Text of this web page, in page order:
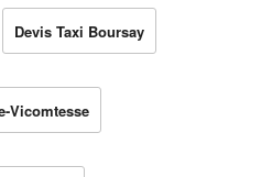
Devis Taxi Boursay
Vicomtesse